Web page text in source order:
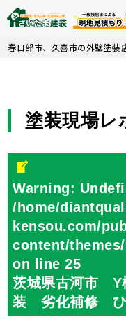
Skip
春日部市、久喜市の外壁塗装
塗装現場レ
Warning:
/home/
kensou.com/
content/
on line25
茨城県古河市 Y
装 劣化補修 ひ